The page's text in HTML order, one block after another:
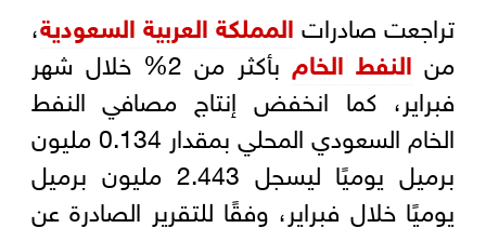
تراجعت صادراتالمملكة العربية السعودية،
من النفط الخام
بأكثر من 2% خلال شهر
فبراير، كما انخفض إنتاج مصافي النفط
الخام السعودي المحلي بمقدار 0.134 مليون
برميل يوميًا ليسجل 2.443 مليون برميل
يوميًا خلال فبراير، وفقًا للتقرير الصادرة عن